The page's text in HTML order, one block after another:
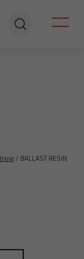
/ BALLAST RESIN